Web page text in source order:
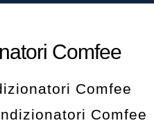
Comfee
Comfee
Comfee